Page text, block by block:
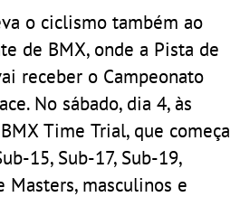
o ciclismo também ao
de BMX, onde a Pista de
receber o Campeonato
No sábado, dia 4, às
Time Trial, que começa
15, Sub-17, Sub-19,
Masters, masculinos e